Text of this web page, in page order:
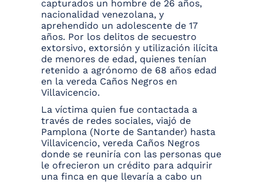
capturados un hombre de 26 años,
nacionalidad venezolana, y
aprehendido un adolescente de 17
años. Por los delitos de secuestro
extorsivo, extorsión y utilización ilícita
de menores de edad, quienes tenían
retenido a agrónomo de 68 años edad
en la vereda Caños Negros en
Villavicencio.
La víctima quien fue contactada a
través de redes sociales, viajó de
Pamplona (Norte de Santander) hasta
Villavicencio, vereda Caños Negros
donde se reuniría con las personas que
le ofrecieron un crédito para adquirir
una finca en que llevaría a cabo un